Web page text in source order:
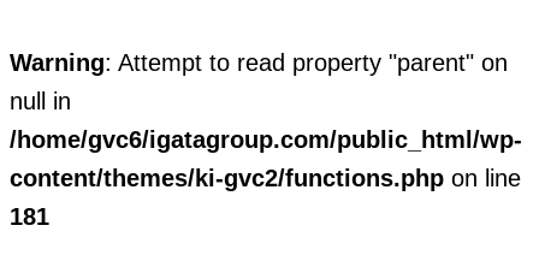
Warning: Attempt to read property "parent" on
null in
/home/gvc6/igatagroup.com/public_html/wp-
content/themes/ki-gvc2/functions.phpon line
181